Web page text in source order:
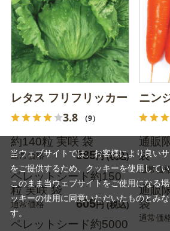
レタス フリフリッカー
3.8 （9）
約140粒 実咲 袋
通常価格 385円(税込)
ペレットシード約150
粒 実咲 袋
通常価格 605円(税込)
ペレットシード約5000
ニン
通販
袋
通常価
通販
袋
通常価
当ウェブサイトでは、お客様により良い
をご提供するため、クッキーを使用してい
このまま当ウェブサイトをご使用になる
ッキーの使用に同意いただいたものとみな
す。